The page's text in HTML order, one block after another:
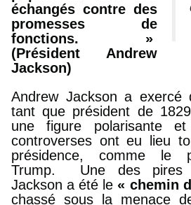
échangés contre des
promesses de
fonctions. »
(Président Andrew
Jackson)
Andrew Jackson a exercé
tant que président de
une figure polarisante
controverses ont eu lieu
présidence, comme le
Trump. Une des pires
Jackson a été le « chemin
chassé sous la menace